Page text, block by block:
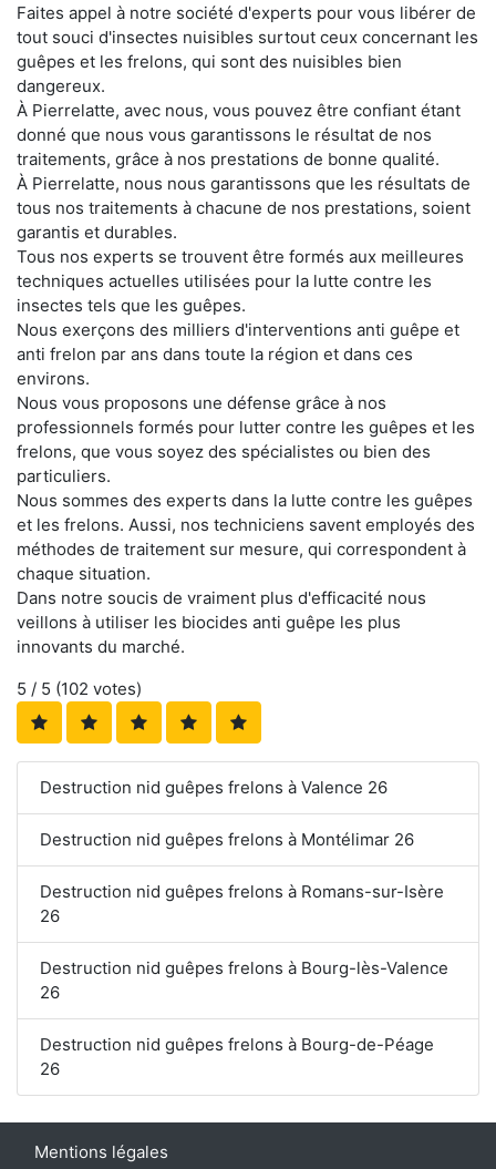
Faites appel à notre société d'experts pour vous libérer de
tout souci d'insectes nuisibles surtout ceux concernant les
guêpes et les frelons, qui sont des nuisibles bien
dangereux.
À Pierrelatte, avec nous, vous pouvez être confiant étant
donné que nous vous garantissons le résultat de nos
traitements, grâce à nos prestations de bonne qualité.
À Pierrelatte, nous nous garantissons que les résultats de
tous nos traitements à chacune de nos prestations, soient
garantis et durables.
Tous nos experts se trouvent être formés aux meilleures
techniques actuelles utilisées pour la lutte contre les
insectes tels que les guêpes.
Nous exerçons des milliers d'interventions anti guêpe et
anti frelon par ans dans toute la région et dans ces
environs.
Nous vous proposons une défense grâce à nos
professionnels formés pour lutter contre les guêpes et les
frelons, que vous soyez des spécialistes ou bien des
particuliers.
Nous sommes des experts dans la lutte contre les guêpes
et les frelons. Aussi, nos techniciens savent employés des
méthodes de traitement sur mesure, qui correspondent à
chaque situation.
Dans notre soucis de vraiment plus d'efficacité nous
veillons à utiliser les biocides anti guêpe les plus
innovants du marché.
5 / 5 (102 votes)
Destruction nid guêpes frelons à Valence 26
Destruction nid guêpes frelons à Montélimar 26
Destruction nid guêpes frelons à Romans-sur-Isère
26
Destruction nid guêpes frelons à Bourg-lès-Valence
26
Destruction nid guêpes frelons à Bourg-de-Péage
26
Mentions légales